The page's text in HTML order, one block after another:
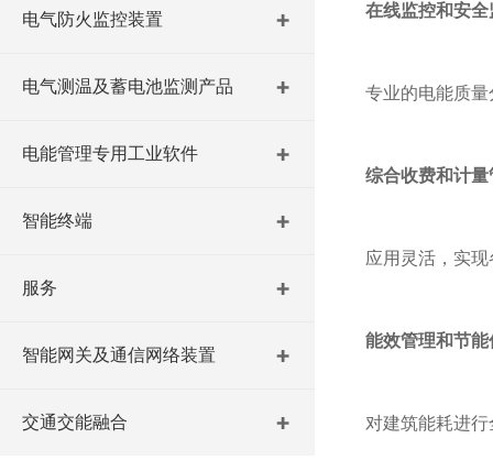
电气防火监控装置
电气测温及蓄电池监测产品
电能管理专用工业软件
智能终端
服务
智能网关及通信网络装置
交通交能融合
在线监控和安全
专业的电能质
综合收费和计量
应用灵活，实
能效管理和节能
对建筑能耗进